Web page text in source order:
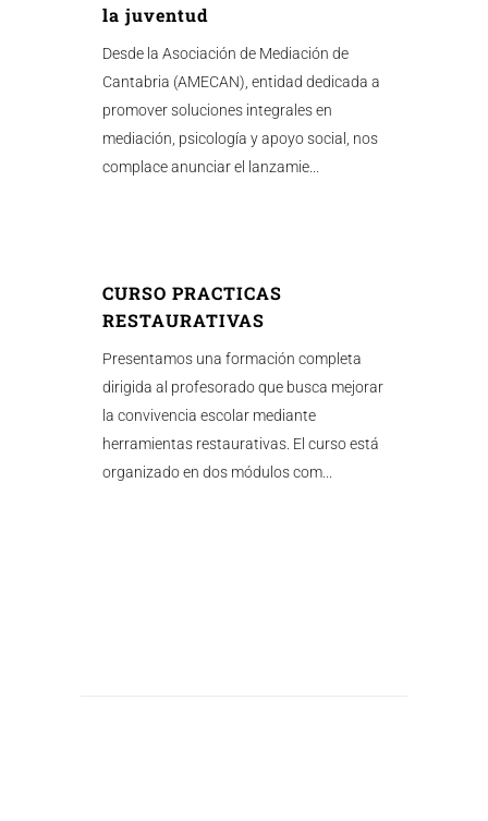
la juventud
Desde la Asociación de Mediación de
Cantabria (AMECAN), entidad dedicada a
promover soluciones integrales en
mediación, psicología y apoyo social, nos
complace anunciar el lanzamie...
CURSO PRACTICAS
RESTAURATIVAS
Presentamos una formación completa
dirigida al profesorado que busca mejorar
la convivencia escolar mediante
herramientas restaurativas. El curso está
organizado en dos módulos com...